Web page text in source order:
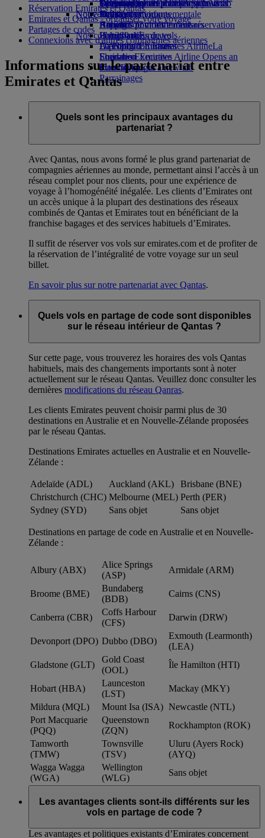
Opens an external link in a new tab
Boissons
Notre flotte
Boeing 777
L’A380 d’Emirates
L’A350 d’Emirates
Emirates Executive
Plan des sièges
Divertissements pour les enfants
Jouets pour enfants
Activités pour les enfants
La durabilité en pratique
Politique environnementale
Rapports environnementaux
Nos communautés
La Fondation Emirates AirlineLa
Fondation Emirates Airline Opens an
external link in a new tab
Parrainages
Toronto-Dubai
Nouvelles destinations
Helsinki
Hangzhou
Da Nang
Shenzhen
Siem Reap
Se connecter à Emirates Skywards
Skywards+
Téléphone portable et l'application
Emirates
Annuler ou modifier une réservation
Perturbations de vols
À propos d’Emirates
Réservation Emirates et Qantas
Emirates et Qantas - organiser votre voyage
Partages de codes
Connexions avec d'autres compagnies aériennes
Informations sur le partenariat entre
Emirates et Qantas
Quels sont les principaux avantages du
partenariat ?
Avec Qantas, nous avons formé le plus grand partenariat de
compagnies aériennes au monde, permettant ainsi l’accès à un
réseau complet pour nos clients, pour une expérience de
voyage à l’homogénéité inégalée. Les clients d’Emirates ont
un accès unique à la plupart des destinations des réseaux
combinés de Qantas et Emirates tout en bénéficiant de la
franchise bagages et des services habituels d’Emirates.
Il suffit de réserver vos vols sur emirates.com et de profiter de
la réservation de l’intégralité de votre voyage sur un seul
billet.
En savoir plus sur notre partenariat avec Qantas.
Quels vols en partage de code sont disponibles
sur le réseau intérieur de Qantas ?
Sur cette page, vous trouverez les horaires des vols Qantas
habituels, mais des changements importants sont à noter
actuellement sur le réseau Qantas. Veuillez donc consulter les
dernières modifications du réseau Qanras.
Les clients Emirates peuvent choisir parmi plus de 30
destinations en Australie et en Nouvelle-Zélande proposées
par le réseau Qantas.
Destinations Emirates actuelles en Australie et en Nouvelle-
Zélande :
Adelaïde (ADL) Auckland (AKL)
Brisbane (BNE)
Christchurch (CHC) Melbourne (MEL) Perth (PER)
Sydney (SYD)
Sans objet Sans objet
Destinations en partage de code en Australie et en Nouvelle-
Zélande :
Albury (ABX)
Alice Springs
(ASP)
Armidale (ARM)
Broome (BME)
Bundaberg
(BDB)
Cairns (CNS)
Canberra (CBR)
Coffs Harbour
(CFS)
Darwin (DRW)
Devonport (DPO) Dubbo (DBO)
Exmouth (Learmonth)
(LEA)
Gladstone (GLT)
Gold Coast
(OOL)
Île Hamilton (HTI)
Hobart (HBA)
Launceston
(LST)
Mackay (MKY)
Mildura (MQL)
Mount Isa (ISA) Newcastle (NTL)
Port Macquarie
(PQQ)
Queenstown
(ZQN)
Rockhampton (ROK)
Tamworth
(TMW)
Townsville
(TSV)
Uluru (Ayers Rock)
(AYQ)
Wagga Wagga
(WGA)
Wellington
(WLG)
Sans objet
Les avantages clients sont-ils différents sur les
vols en partage de code ?
Les avantages et politiques existants d’Emirates concernent